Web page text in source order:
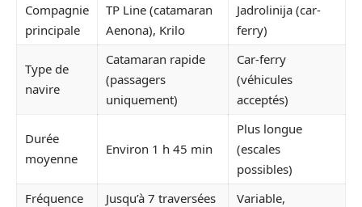
Compagnie
principale
TP Line (catamaran
Aenona), Krilo
Jadrolinija (car-
ferry)
Type de
navire
Catamaran rapide
(passagers
uniquement)
Car-ferry
(véhicules
acceptés)
Durée
moyenne
Environ 1 h 45 min
Plus longue
(escales
possibles)
Fréquence
Jusqu’à 7 traversées
Variable,